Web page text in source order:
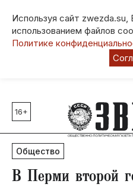
Используя сайт
использованием файлов
Политике
Главные темы
80 лет Победы
Молодежная столица РФ
СВО
16+
Общество
​В Перми второй